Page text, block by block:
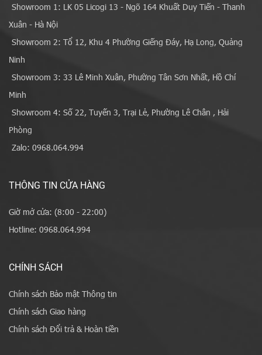
Showroom 1: LK 05 Licogi 13 - Ngõ 164 Khuất Duy Tiến - Thanh
Xuân - Hà Nội
Showroom 2: Tổ 12, Khu 4 Phường Giếng Đáy, Hạ Long, Quảng
Ninh
Showroom 3: 33 Lê Minh Xuân, Phường Tân Sơn Nhất, Hồ Chí
Minh
Showroom 4: Số 22, Tuyến 3, Trại Lẻ, Phường Lê Chân , Hải
Phòng
Zalo: 0968.064.994
THÔNG TIN CỬA HÀNG
Giờ mở cửa: (8:00 - 22:00)
Hotline: 0968.064.994
CHÍNH SÁCH
Chính sách Bảo mật Thông tin
Chính sách Giao hàng
Chính sách Đổi trả & Hoàn tiền